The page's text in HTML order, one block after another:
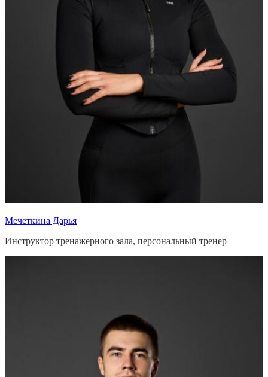
Мечеткина Дарья
Инструктор тренажерного зала, персональный тренер